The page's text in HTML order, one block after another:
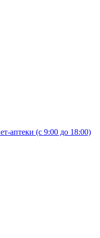
аптеки (с 9:00 до 18:00)